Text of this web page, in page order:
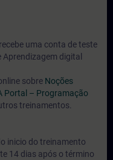
uma conta de teste
digital
sobre Noções
Portal – Programação
treinamentos.
inicio do treinamento
14 dias após o término